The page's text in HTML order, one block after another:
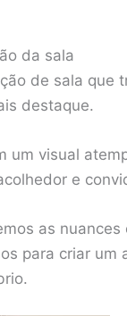
da sala
de sala que
destaque.
um visual
e
as
para criar